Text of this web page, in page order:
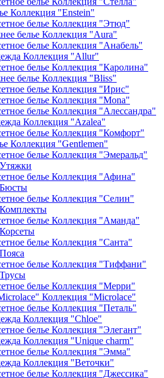
Коллекция "Enstein"
белье Коллекция "Этюд"
белье Коллекция "Aura"
белье Коллекция "Анабель"
Коллекция "Allur"
белье Коллекция "Каролина"
белье Коллекция "Bliss"
белье Коллекция "Ирис"
белье Коллекция "Mona"
белье Коллекция "Алессандра"
Коллекция "Azalea"
белье Коллекция "Комфорт"
Коллекция "Gentlemen"
белье Коллекция "Эмеральд"
белье Коллекция "Афина"
белье Коллекция "Селин"
белье Коллекция "Аманда"
белье Коллекция "Санта"
белье Коллекция "Тиффани"
белье Коллекция "Мерри"
Коллекция "Microlace"
белье Коллекция "Петаль"
Коллекция "Chloe"
белье Коллекция "Элегант"
Коллекция "Unique charm"
белье Коллекция "Эмма"
Коллекция "Веточки"
белье Коллекция "Джессика"